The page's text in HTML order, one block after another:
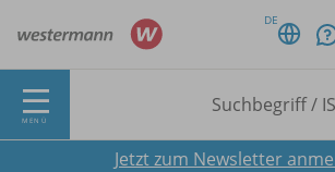
DE
MENÜ
Jetzt zum Newsletter